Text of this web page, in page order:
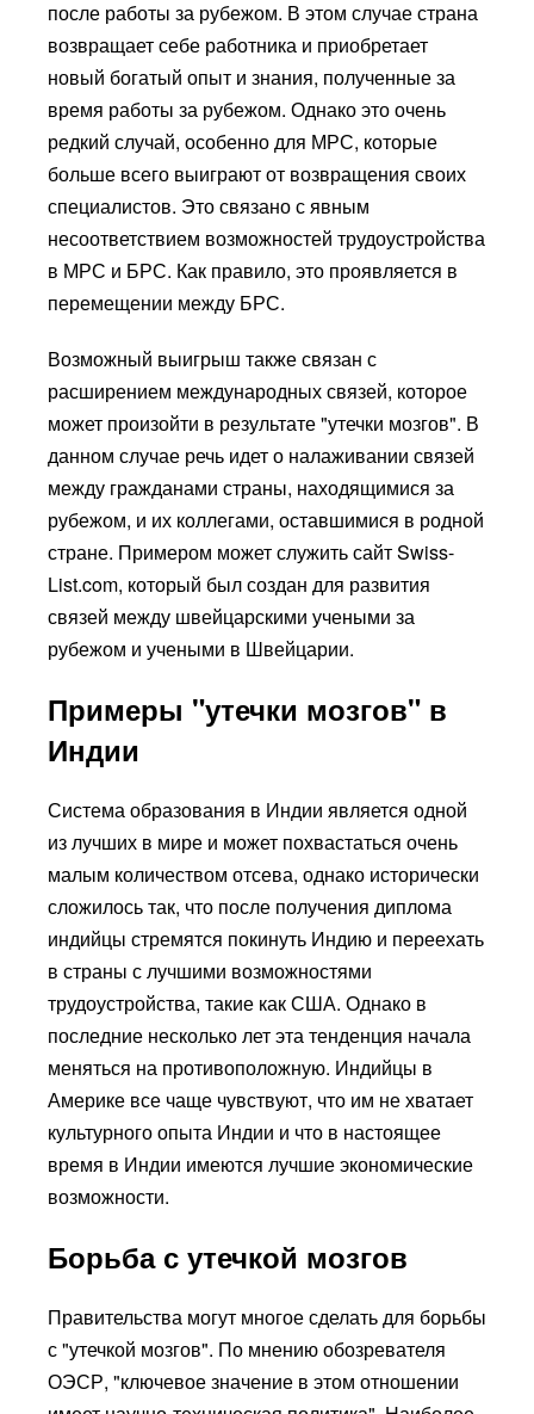
после работы за рубежом. В этом случае страна
возвращает себе работника и приобретает
новый богатый опыт и знания, полученные за
время работы за рубежом. Однако это очень
редкий случай, особенно для МРС, которые
больше всего выиграют от возвращения своих
специалистов. Это связано с явным
несоответствием возможностей трудоустройства
в МРС и БРС. Как правило, это проявляется в
перемещении между БРС.
Возможный выигрыш также связан с
расширением международных связей, которое
может произойти в результате "утечки мозгов". В
данном случае речь идет о налаживании связей
между гражданами страны, находящимися за
рубежом, и их коллегами, оставшимися в родной
стране. Примером может служить сайт Swiss-
List.com, который был создан для развития
связей между швейцарскими учеными за
рубежом и учеными в Швейцарии.
Примеры "утечки мозгов" в
Индии
Система образования в Индии является одной
из лучших в мире и может похвастаться очень
малым количеством отсева, однако исторически
сложилось так, что после получения диплома
индийцы стремятся покинуть Индию и переехать
в страны с лучшими возможностями
трудоустройства, такие как США. Однако в
последние несколько лет эта тенденция начала
меняться на противоположную. Индийцы в
Америке все чаще чувствуют, что им не хватает
культурного опыта Индии и что в настоящее
время в Индии имеются лучшие экономические
возможности.
Борьба с утечкой мозгов
Правительства могут многое сделать для борьбы
с "утечкой мозгов". По мнению обозревателя
ОЭСР, "ключевое значение в этом отношении